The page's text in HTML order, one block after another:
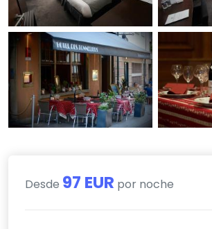
Desde 97 EUR por noche